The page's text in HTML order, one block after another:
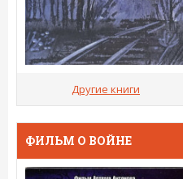
Другие книги
ФИЛЬМ О ВОЙНЕ